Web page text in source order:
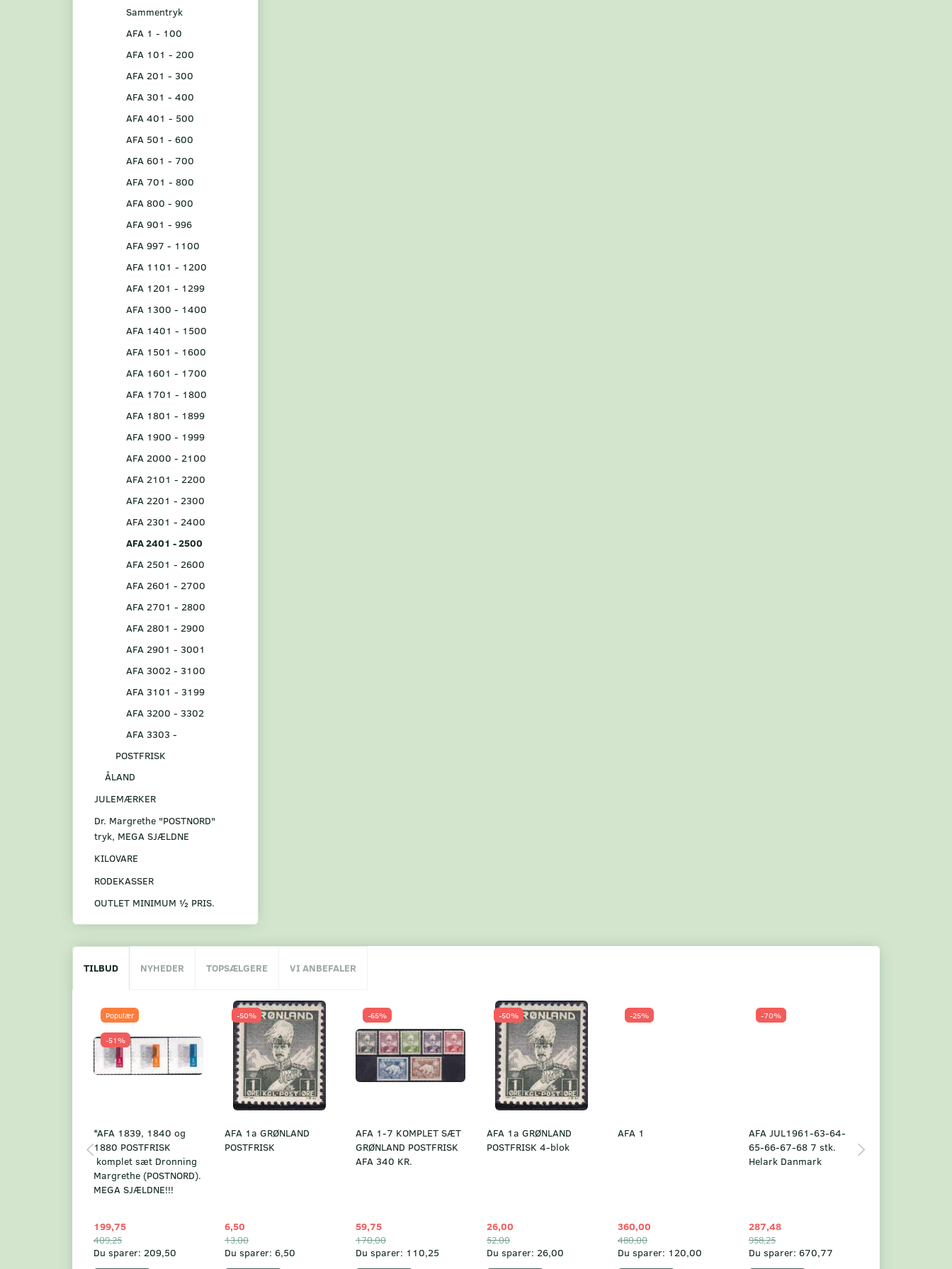
Sammentryk
AFA 1 - 100
AFA 101 - 200
AFA 201 - 300
AFA 301 - 400
AFA 401 - 500
AFA 501 - 600
AFA 601 - 700
AFA 701 - 800
AFA 800 - 900
AFA 901 - 996
AFA 997 - 1100
AFA 1101 - 1200
AFA 1201 - 1299
AFA 1300 - 1400
AFA 1401 - 1500
AFA 1501 - 1600
AFA 1601 - 1700
AFA 1701 - 1800
AFA 1801 - 1899
AFA 1900 - 1999
AFA 2000 - 2100
AFA 2101 - 2200
AFA 2201 - 2300
AFA 2301 - 2400
AFA 2401 - 2500
AFA 2501 - 2600
AFA 2601 - 2700
AFA 2701 - 2800
AFA 2801 - 2900
AFA 2901 - 3001
AFA 3002 - 3100
AFA 3101 - 3199
AFA 3200 - 3302
AFA 3303 -
POSTFRISK
ÅLAND
JULEMÆRKER
Dr. Margrethe "POSTNORD"
tryk, MEGA SJÆLDNE
KILOVARE
RODEKASSER
OUTLET MINIMUM ½ PRIS.
TILBUD NYHEDER TOPSÆLGERE VI ANBEFALER
Populær
-51%
*AFA 1839, 1840 og
1880 POSTFRISK
komplet sæt Dronning
Margrethe (POSTNORD).
MEGA SJÆLDNE!!!
199,75
409,25
Du sparer: 209,50
-50%
AFA 1a GRØNLAND
POSTFRISK
6,50
13,00
Du sparer: 6,50
-65%
AFA 1-7 KOMPLET SÆT
GRØNLAND POSTFRISK
AFA 340 KR.
59,75
170,00
Du sparer: 110,25
-50%
AFA 1a GRØNLAND
POSTFRISK 4-blok
26,00
52,00
Du sparer: 26,00
-25%
AFA 1
360,00
480,00
Du sparer: 120,00
-70%
AFA JUL1961-63-64-
65-66-67-68 7 stk.
Helark Danmark
287,48
958,25
Du sparer: 670,77